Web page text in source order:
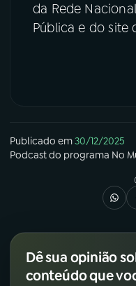
da Rede
Pública e do site
Publicado em30/12/2025
Podcastdo programa No
Dê sua opinião
conteúdo que